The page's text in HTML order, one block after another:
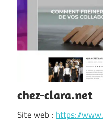
chez-clara.net
Site web : https://